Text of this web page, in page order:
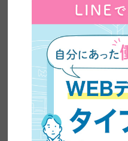
あるいは、「周りで副業をや
たら浮いてしまう」と周りの
てしまうのです。
また、昇級や昇級など今の職
広げるしかないという方もい
無意識に「周りはどうだろう
すが、「一度周りがどうか」
も気にせずにできるとしたら